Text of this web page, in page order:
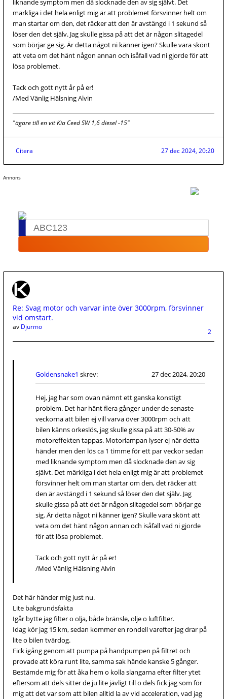
liknande symptom men då slocknade den av sig självt. Det
märkliga i det hela enligt mig är att problemet försvinner helt om
man startar om den, det räcker att den är avstängd i 1 sekund så
löser den det själv. Jag skulle gissa på att det är någon slitagedel
som börjar ge sig. Är detta något ni känner igen? Skulle vara skönt
att veta om det hänt någon annan och isåfall vad ni gjorde för att
lösa problemet.
Tack och gott nytt år på er!
/Med Vänlig Hälsning Alvin
"ägare till en vit Kia Ceed SW 1,6 diesel -15"
Citera 27 dec 2024, 20:20
Annons
Re: Svag motor och varvar inte över 3000rpm, försvinner
vid omstart.
2
av Djurmo
Goldensnake1 skrev: 27 dec 2024, 20:20
Hej, jag har som ovan nämnt ett ganska konstigt
problem. Det har hänt flera gånger under de senaste
veckorna att bilen ej vill varva över 3000rpm och att
bilen känns orkeslös, jag skulle gissa på att 30-50% av
motoreffekten tappas. Motorlampan lyser ej när detta
händer men den lös ca 1 timme för ett par veckor sedan
med liknande symptom men då slocknade den av sig
självt. Det märkliga i det hela enligt mig är att problemet
försvinner helt om man startar om den, det räcker att
den är avstängd i 1 sekund så löser den det själv. Jag
skulle gissa på att det är någon slitagedel som börjar ge
sig. Är detta något ni känner igen? Skulle vara skönt att
veta om det hänt någon annan och isåfall vad ni gjorde
för att lösa problemet.
Tack och gott nytt år på er!
/Med Vänlig Hälsning Alvin
Det här händer mig just nu.
Lite bakgrundsfakta
Igår bytte jag filter o olja, både bränsle, olje o luftfilter.
Idag kör jag 15 km, sedan kommer en rondell varefter jag drar på
lite o bilen tvärdog.
Fick igång genom att pumpa på handpumpen på filtret och
provade att köra runt lite, samma sak hände kanske 5 gånger.
Bestämde mig för att åka hem o kolla slangarna efter filter ytet
eftersom att dels sitter de ju lite jävligt till o dels fick jag som för
mig att det var som att bilen alltid la av vid acceleration, vad jag